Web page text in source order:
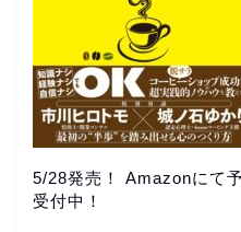
5/28発売！ Amazonにて
受付中！